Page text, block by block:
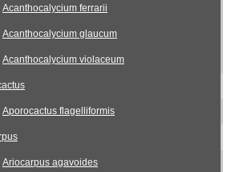
Acanthocalycium ferrarii
Acanthocalycium glaucum
Acanthocalycium violaceum
Aporocactus flagelliformis
Ariocarpus agavoides